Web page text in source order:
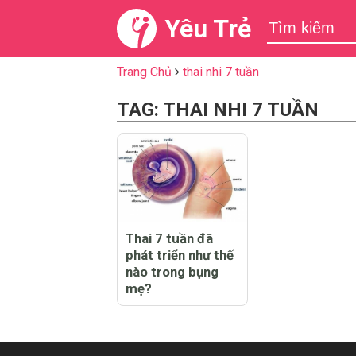
Yêu Trẻ
Trang Chủ thai nhi 7 tuần
TAG: THAI NHI 7 TUẦN
Thai 7 tuần đã
phát triển như thế
nào trong bụng
mẹ?